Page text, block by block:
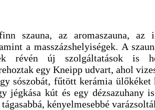
szauna, az aromaszauna, az
a masszázshelyiségek. A
révén új szolgáltatások is
egy Kneipp udvart, ahol
sószobát, fűtött kerámia
jégkása kút és egy dézsazuhany
kényelmesebbé